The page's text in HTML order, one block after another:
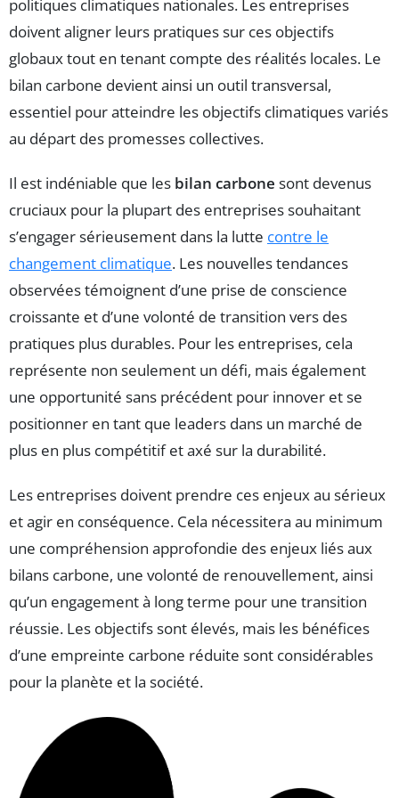
politiques climatiques nationales. Les entreprises
doivent aligner leurs pratiques sur ces objectifs
globaux tout en tenant compte des réalités locales. Le
bilan carbone devient ainsi un outil transversal,
essentiel pour atteindre les objectifs climatiques variés
au départ des promesses collectives.
Il est indéniable que les bilan carbone sont devenus
cruciaux pour la plupart des entreprises souhaitant
s’engager sérieusement dans la lutte contre le
changement climatique. Les nouvelles tendances
observées témoignent d’une prise de conscience
croissante et d’une volonté de transition vers des
pratiques plus durables. Pour les entreprises, cela
représente non seulement un défi, mais également
une opportunité sans précédent pour innover et se
positionner en tant que leaders dans un marché de
plus en plus compétitif et axé sur la durabilité.
Les entreprises doivent prendre ces enjeux au sérieux
et agir en conséquence. Cela nécessitera au minimum
une compréhension approfondie des enjeux liés aux
bilans carbone, une volonté de renouvellement, ainsi
qu’un engagement à long terme pour une transition
réussie. Les objectifs sont élevés, mais les bénéfices
d’une empreinte carbone réduite sont considérables
pour la planète et la société.